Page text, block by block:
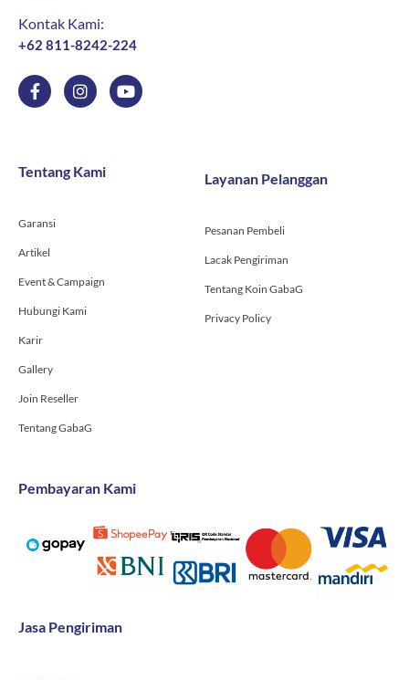
Kontak Kami:
+62 811-8242-224
F
a
c
o
f
I
n
s
g
r
Y
o
u
Tentang Kami
Garansi
Artikel
Event & Campaign
Hubungi Kami
Karir
Gallery
Join Reseller
Tentang GabaG
Layanan Pelanggan
Pesanan Pembeli
Lacak Pengiriman
Tentang Koin GabaG
Privacy Policy
Pembayaran Kami
Jasa Pengiriman